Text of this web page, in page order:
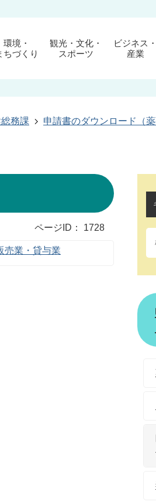
環境・
ちづくり
観光・文化・
スポーツ
ビジネス・
産業
務課
申請書のダウンロード（薬
ページID： 1728
売業・貸与業